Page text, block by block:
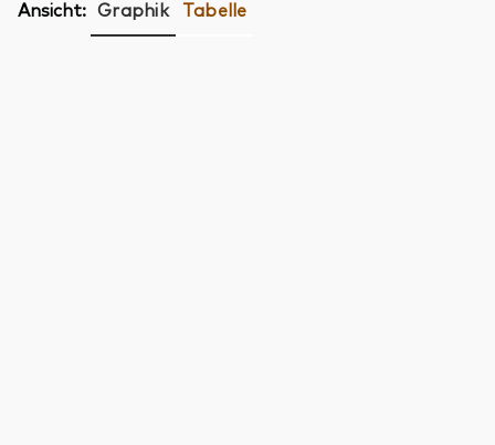
Ansicht: Graphik Tabelle